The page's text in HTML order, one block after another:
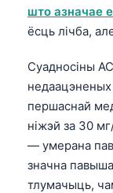
што азначае
ёсць лічба,
Суадносіны
недаацэненых
першаснай
ніжэй за 30
— умерана
значна
тлумачыць,
తెలుగు
தமிழ்
ગુજરાતી
ಕನ್ನಡ
മലയാളം
Tiếng